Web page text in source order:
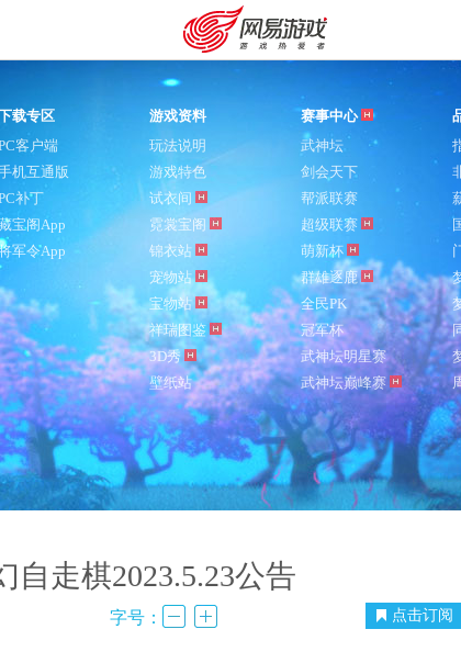
购卡充值 客服中心
载专区 游戏资料 赛事中心
客户端
机互通版
补丁
宝阁App
军令App
玩法说明
游戏特色
试衣间
霓裳宝阁
锦衣站
宠物站
宝物站
祥瑞图鉴
3D秀
壁纸站
武神坛
剑会天下
帮派联赛
超级联赛
萌新杯
群雄逐鹿
全民PK
冠军杯
武神坛明星赛
武神坛巅峰赛
自走棋2023.5.23公告
点击订阅
字号：